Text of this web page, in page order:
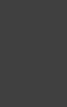
sur nos